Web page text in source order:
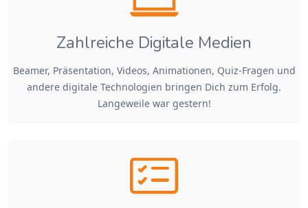
Zahlreiche Digitale Medien
Beamer, Präsentation, Videos, Animationen, Quiz-Fragen und
andere digitale Technologien bringen Dich zum Erfolg.
Langeweile war gestern!